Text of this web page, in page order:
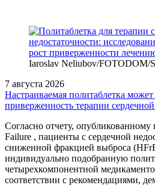
Iaroslav Neliubov/FOTODOM/
7 августа 2026
Настраиваемая политаблетка
приверженность терапии
Согласно отчету,
Failure , пациенты с сердечной
сниженной фракцией выброса
индивидуально подобранную
четырехкомпонентной
соответствии с рекомендациями,